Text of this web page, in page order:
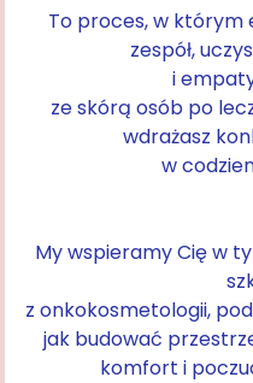
To proces, w którym
zespół,
i
ze skórą osób po
wdrażasz
w
My wspieramy Cię w
z onkokosmetologii,
jak budować
komfort i